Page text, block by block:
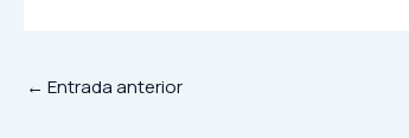
← Entrada anterior